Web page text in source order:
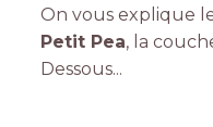
On vous explique
Petit Pea, la
Dessous...